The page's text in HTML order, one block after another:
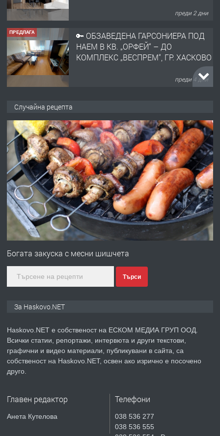
преди 2 дни
ПРЕДЛАГА
🔑 ОБЗАВЕДЕНА ГАРСОНИЕРА ПОД
НАЕМ В КВ. „ОРФЕЙ“ – ДО
КОМПЛЕКС „ВЕСПРЕМ“, ГР. ХАСКОВО
преди 4 дни
АПАРТАМЕНТ В ЦЕНТЪРА НА ГР.
ХАСКОВО
преди 4 дни
ПРЕДЛАГА Давам гараж под наем
преди 5 дни
ПРЕДЛАГА
№4120 Магазин/Офис под наем в кв.
градската градина!
преди 5 дни
ПРЕДЛАГА
Продавам парцел в гр. Хасково кв.
СГЛОБЯВАНЕ НА МЕБЕЛИ.
Случайна рецепта
Богата закуска с месни шишчета
Търси
За Haskovo.NET
Haskovo.NET е собственост на ЕСКОМ МЕДИА ГРУП ООД.
Всички статии, репортажи, интервюта и други текстови,
графични и видео материали, публикувани в сайта, са
собственост на Haskovo.NET, освен ако изрично е посочено
друго.
Главен редактор
Анета Кутелова
Телефони
038 536 277
038 536 555